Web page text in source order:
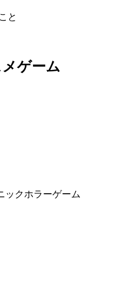
と
ゲーム
ックホラーゲーム